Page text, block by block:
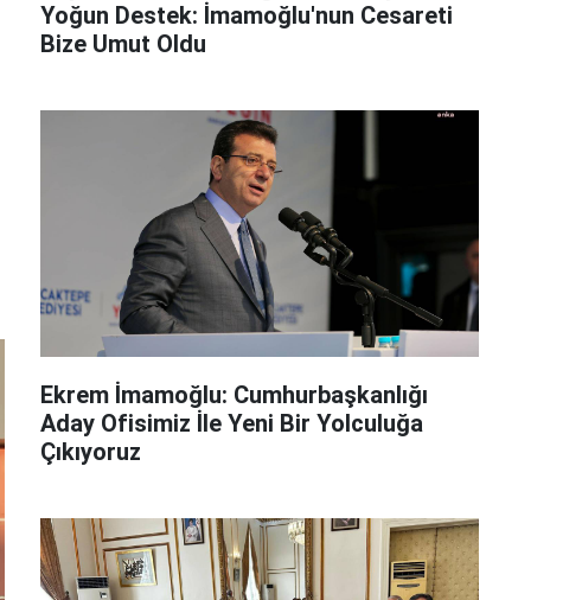
Yoğun Destek: İmamoğlu'nun Cesareti
Bize Umut Oldu
Ekrem İmamoğlu: Cumhurbaşkanlığı
Aday Ofisimiz İle Yeni Bir Yolculuğa
Çıkıyoruz